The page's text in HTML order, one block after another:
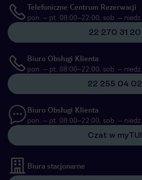
Telefoniczne Centrum Rezerwacji
pon. – pt. 08:00–22:00, sob. –
22 270 31 20
Biuro Obsługi Klienta
pon. – pt. 08:00–22:00, sob. –
22 255 04 02
Biuro Obsługi Klienta
pon. – pt. 08:00–22:00, sob. –
Czat w myTUI
Biura stacjonarne